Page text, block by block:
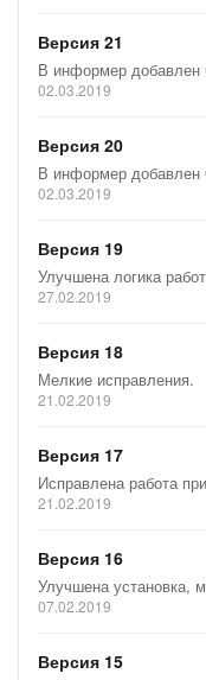
Версия 21
В информер добавлен
02.03.2019
Версия 20
В информер добавлен
02.03.2019
Версия 19
Улучшена логика
27.02.2019
Версия 18
Мелкие исправления.
21.02.2019
Версия 17
Исправлена работа
21.02.2019
Версия 16
Улучшена установка,
07.02.2019
Версия 15